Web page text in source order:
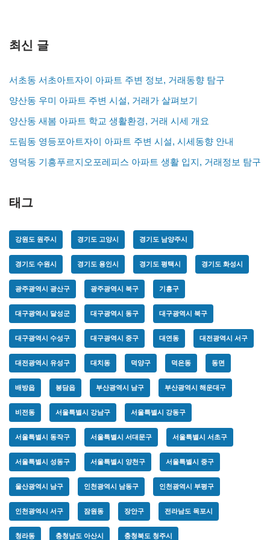
최신 글
서초동 서초아트자이 아파트 주변 정보, 거래동향 탐구
양산동 우미 아파트 주변 시설, 거래가 살펴보기
양산동 새봄 아파트 학교 생활환경, 거래 시세 개요
도림동 영등포아트자이 아파트 주변 시설, 시세동향 안내
영덕동 기흥푸르지오포레피스 아파트 생활 입지, 거래정보 탐구
태그
강원도 원주시 경기도 고양시 경기도 남양주시
경기도 수원시 경기도 용인시 경기도 평택시 경기도 화성시
광주광역시 광산구 광주광역시 북구 기흥구
대구광역시 달성군 대구광역시 동구 대구광역시 북구
대구광역시 수성구 대구광역시 중구 대연동 대전광역시 서구
대전광역시 유성구 대치동 덕양구 덕은동 동면
배방읍 봉담읍 부산광역시 남구 부산광역시 해운대구
비전동 서울특별시 강남구 서울특별시 강동구
서울특별시 동작구 서울특별시 서대문구 서울특별시 서초구
서울특별시 성동구 서울특별시 양천구 서울특별시 중구
울산광역시 남구 인천광역시 남동구 인천광역시 부평구
인천광역시 서구 잠원동 장안구 전라남도 목포시
청라동 충청남도 아산시 충청북도 청주시